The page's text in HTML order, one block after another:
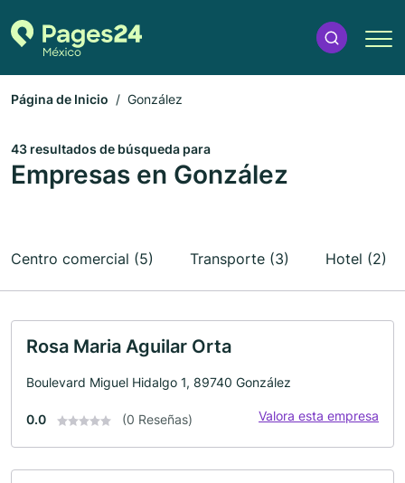
Página de Inicio González
43 resultados de búsqueda para
Empresas en González
Centro comercial (5) Transporte (3) Hotel (2)
Rosa Maria Aguilar Orta
Boulevard Miguel Hidalgo 1, 89740 González
0.0 (0 Reseñas) Valora esta empresa